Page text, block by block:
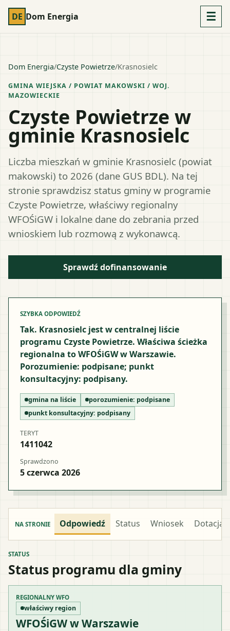
DE Dom Energia ☰
Dom Energia/Czyste Powietrze/Krasnosielc
GMINA WIEJSKA / POWIAT MAKOWSKI / WOJ.
MAZOWIECKIE
Czyste Powietrze w
gminie Krasnosielc
Liczba mieszkań w gminie Krasnosielc (powiat
makowski) to 2026 (dane GUS BDL). Na tej
stronie sprawdzisz status gminy w programie
Czyste Powietrze, właściwy regionalny
WFOŚiGW i lokalne dane do zebrania przed
wnioskiem lub rozmową z wykonawcą.
Sprawdź dofinansowanie
SZYBKA ODPOWIEDŹ
Tak. Krasnosielc jest w centralnej liście
programu Czyste Powietrze. Właściwa ścieżka
regionalna to WFOŚiGW w Warszawie.
Porozumienie: podpisane; punkt
konsultacyjny: podpisany.
gmina na liście porozumienie: podpisane
punkt konsultacyjny: podpisany
TERYT
1411042
Sprawdzono
5 czerwca 2026
NA STRONIE Odpowiedź Status Wniosek Dotacja
STATUS
Status programu dla gminy
REGIONALNY WFO
właściwy region
WFOŚiGW w Warszawie